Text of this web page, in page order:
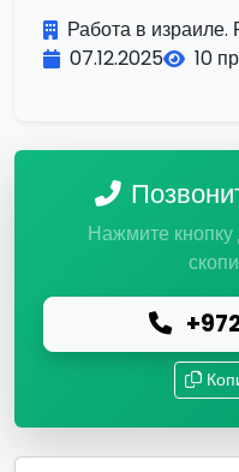
Работа в израиле.
07.12.2025
10
Нажмите кнопку